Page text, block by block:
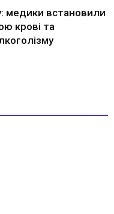
медики встановили
крові та